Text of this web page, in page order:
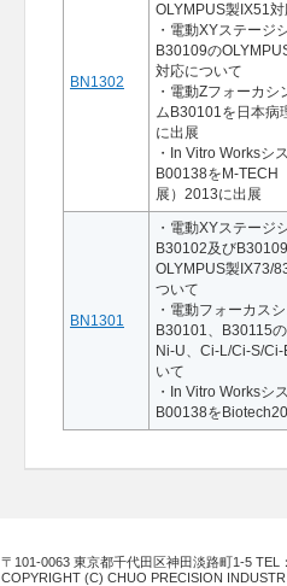
BN1302
OLYMPUS製IX51
・電動XYステージ
B30109の
対応について
・電動Zフォーカシ
ムB30101を日本病
に出展
・In Vitro Worksシ
B00138をM-TECH
展）2013に出展
BN1301
・電動XYステージ
B30102及び
OLYMPUS製IX73/
ついて
・電動フォーカス
B30101、B30115
Ni-U、Ci-L/Ci-S/Ci-
いて
・In Vitro Worksシ
B00138を
〒101-0063 東京都千代田区神田淡路町1-5 TEL
COPYRIGHT (C) CHUO PRECISION